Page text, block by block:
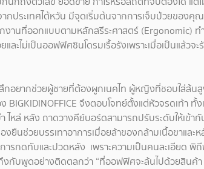
ากประเทศไต้หวัน มีจุดเริ่มต้นจากการเจ็บป่วยของ
กงานที่ออกแบบตามหลักสรีระศาสตร์ (Ergonomic)
และไม่เป็นออฟฟิศซินโดรมเรื้อรังเพราะเมื่อเป็นแล้วจ
สึกอยากช่วยผู้ชายที่ต้องผูกเนคไท ผู้หญิงที่ชอบใส่ส้
จึงตอบโจทย์ตั้งแต่หัวจรดเท้า
ไหล่ หลัง ถาดวางคีย์บอร์ดสามารถปรับระดับให้เข้า
งยืนช่วยบรรเทาอาการเมื่อยล้าของกล้ามเนื้อขาและ
ารกดทับและปวดหลัง เพราะความเป็นคนละเอียด พิ
กับพูดอย่างติดตลกว่า “ที่ออฟฟิศจะล้นไปด้วยสินค้า